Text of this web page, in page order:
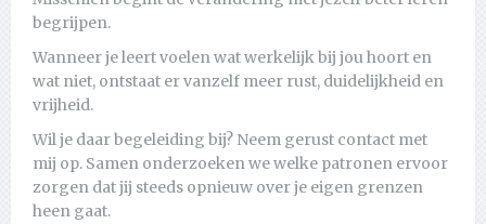
begrijpen.
Wanneer je leert voelen wat werkelijk bij jou hoort en
wat niet, ontstaat er vanzelf meer rust, duidelijkheid en
vrijheid.
Wil je daar begeleiding bij? Neem gerust contact met
mij op. Samen onderzoeken we welke patronen ervoor
zorgen dat jij steeds opnieuw over je eigen grenzen
heen gaat.